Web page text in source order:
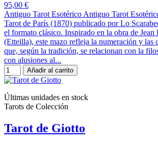
95,00 €
Antiguo Tarot Esotérico Antiguo Tarot
Tarot de París (1870) publicado por Lo
el formato clásico. Inspirado en la obra de
(Etteilla), este mazo refleja la numeración y las
que, según la tradición, se relacionan con la
con alusiones al...
Añadir al carrito
Últimas unidades en stock
Tarots de Colección
Tarot de Giotto